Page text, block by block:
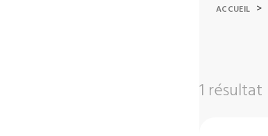
ACCUEIL >
1 résultat